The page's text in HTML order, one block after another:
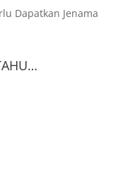
Dapatkan Jenama